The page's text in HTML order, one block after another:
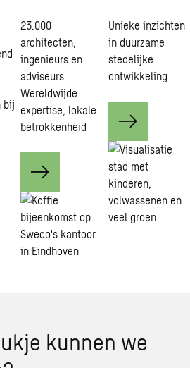
bij
23.000
architecten,
ingenieurs en
adviseurs.
Wereldwijde
expertise, lokale
betrokkenheid
Unieke inzichten
in duurzame
stedelijke
ontwikkeling
kunnen we